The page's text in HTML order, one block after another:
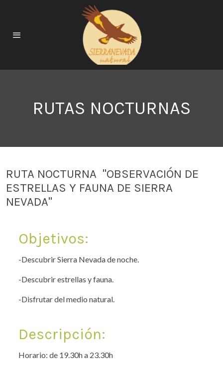
RUTAS NOCTURNAS
RUTA NOCTURNA "OBSERVACIÓN DE
ESTRELLAS Y FAUNA DE SIERRA
NEVADA"
Objetivos:
-Descubrir Sierra Nevada de noche.
-Descubrir estrellas y fauna.
-Disfrutar del medio natural.
Descripción:
Horario: de 19.30h a 23.30h